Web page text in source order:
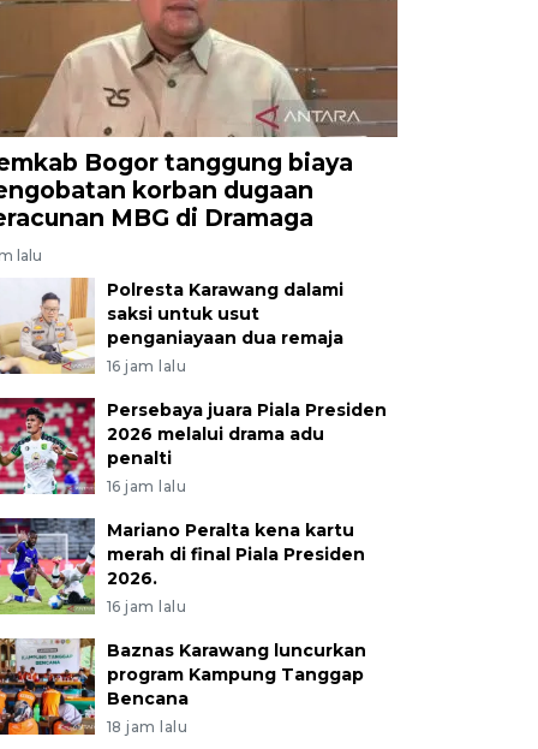
Bogor tanggung biaya
korban dugaan
MBG di Dramaga
lalu
Polresta Karawang dalami
saksi untuk usut
penganiayaan dua remaja
16 jam lalu
Persebaya juara Piala Presiden
2026 melalui drama adu
penalti
16 jam lalu
Mariano Peralta kena kartu
merah di final Piala Presiden
2026.
16 jam lalu
Baznas Karawang luncurkan
program Kampung Tanggap
Bencana
18 jam lalu